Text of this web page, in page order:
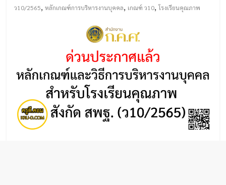
ว10/2565,หลักเกณฑ์การบริหารงานบุคคล, เกณฑ์ ว10,โรงเรียนคุณภาพ